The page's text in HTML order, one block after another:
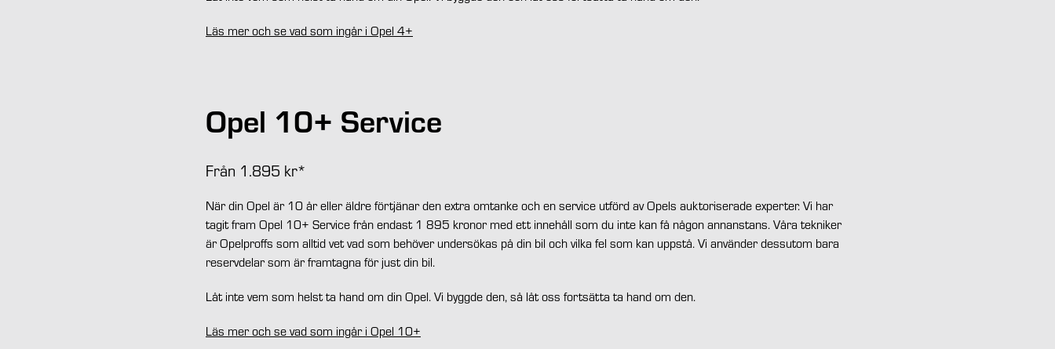
Läs mer och se vad som ingår i Opel 4+
Opel 10+ Service
Från 1.895 kr*
När din Opel är 10 år eller äldre förtjänar den extra omtanke och en service utförd av Opels auktoriserade experter. Vi har
tagit fram Opel 10+ Service från endast 1 895 kronor med ett innehåll som du inte kan få någon annanstans. Våra tekniker
är Opelproffs som alltid vet vad som behöver undersökas på din bil och vilka fel som kan uppstå. Vi använder dessutom bara
reservdelar som är framtagna för just din bil.
Låt inte vem som helst ta hand om din Opel. Vi byggde den, så låt oss fortsätta ta hand om den.
Läs mer och se vad som ingår i Opel 10+